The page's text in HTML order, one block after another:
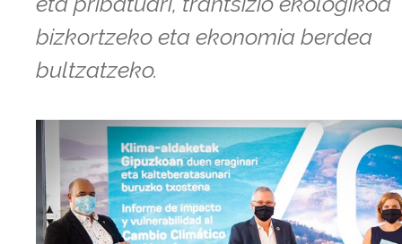
bizkortzeko eta ekonomia berdea
bultzatzeko.